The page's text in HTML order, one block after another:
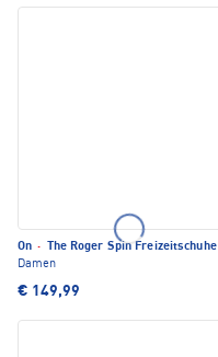
On ·
The Roger Spin Freizeitschuhe
Damen
€ 149,99